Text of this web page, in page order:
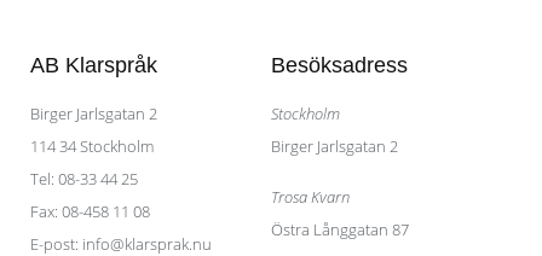
AB Klarspråk
Birger Jarlsgatan 2​
114 34 Stockholm
Tel: 08-33 44 25
Fax: 08-458 11 08
E-post: info@klarsprak.nu
Besöksadress
Stockholm
Birger Jarlsgatan 2
Trosa Kvarn
Östra Långgatan 87